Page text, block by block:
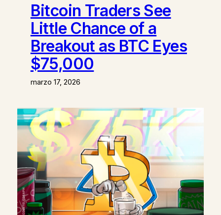
Bitcoin Traders See
Little Chance of a
Breakout as BTC Eyes
$75,000
marzo 17, 2026